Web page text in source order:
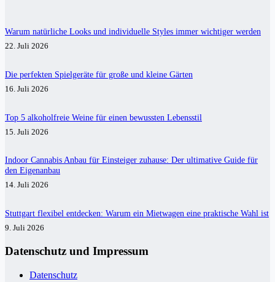
Warum natürliche Looks und individuelle Styles immer wichtiger werden
22. Juli 2026
Die perfekten Spielgeräte für große und kleine Gärten
16. Juli 2026
Top 5 alkoholfreie Weine für einen bewussten Lebensstil
15. Juli 2026
Indoor Cannabis Anbau für Einsteiger zuhause: Der ultimative Guide für
den Eigenanbau
14. Juli 2026
Stuttgart flexibel entdecken: Warum ein Mietwagen eine praktische Wahl ist
9. Juli 2026
Datenschutz und Impressum
Datenschutz